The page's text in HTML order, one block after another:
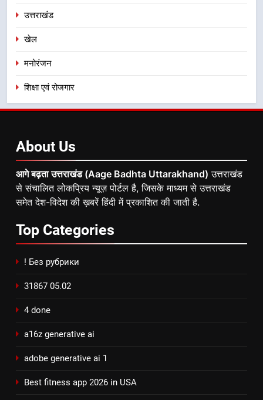
उत्तराखंड
खेल
मनोरंजन
शिक्षा एवं रोजगार
About Us
आगे बढ़ता उत्तराखंड (Aage Badhta Uttarakhand) उत्तराखंड
से संचालित लोकप्रिय न्यूज़ पोर्टल है, जिसके माध्यम से उत्तराखंड
समेत देश-विदेश की ख़बरें हिंदी में प्रकाशित की जाती है.
Top Categories
! Без рубрики
31867 05.02
4 done
a16z generative ai
adobe generative ai 1
Best fitness app 2026 in USA